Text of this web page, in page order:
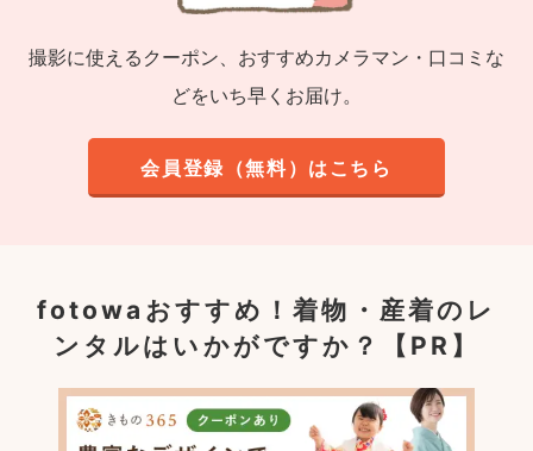
撮影に使えるクーポン、おすすめカメラマン・口コミな
どをいち早くお届け。
会員登録（無料）はこちら
fotowaおすすめ！着物・産着のレ
ンタルはいかがですか？【PR】